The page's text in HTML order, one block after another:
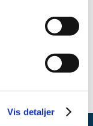
Vis detaljer